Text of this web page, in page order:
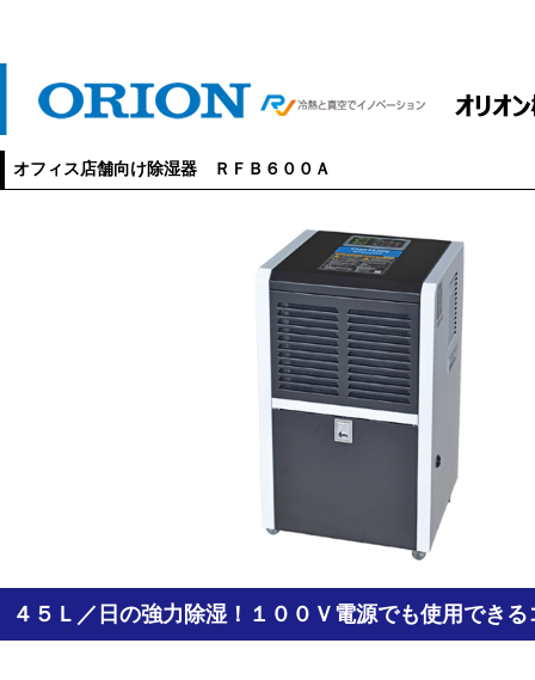
オフィス店舗向け除湿器 ＲＦＢ６００Ａ
４５Ｌ／日の強力除湿！１００Ｖ電源でも使用でき